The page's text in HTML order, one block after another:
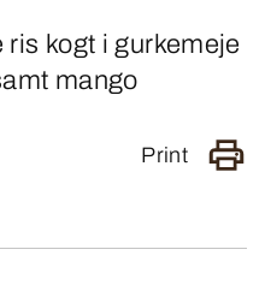
kogt i gurkemeje
mango
Print